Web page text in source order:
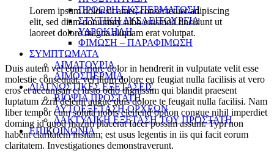
ΠΡΟΩΡΗ ΕΚΣΠΕΡΜΑΤΩΣΗ
ΣΤΥΤΙΚΗ ΔΥΣΛΕΙΤΟΥΡΓΙΑ
ΥΔΡΟΚΗΛΗ
ΦΙΜΩΣΗ – ΠΑΡΑΦΙΜΩΣΗ
ΣΥΜΠΤΩΜΑΤΑ
ΑΙΜΑΤΟΥΡΙΑ
ΑΙΜΟΣΠΕΡΜΙΑ
ΔΙΑΓΝΩΣΤΙΚΕΣ ΕΞΕΤΑΣΕΙΣ
ΒΙΟΨΙΑ ΠΡΟΣΤΑΤΗ
ΑΥΤΟΕΞΕΤΑΣΗ ΟΡΧΕΩΝ
ΔΑΚΤΥΛΙΚΗ ΕΞΕΤΑΣΗ ΤΟΥ ΠΡΟΣΤΑΤΗ
ΕΠΙΚΟΙΝΩΝΙΑ
Lorem ipsum dolor sit amet, consectetuer adipiscing
elit, sed diam nonummy nibh euismod tincidunt ut
laoreet dolore magna aliquam erat volutpat.
Duis autem vel eum iriure dolor in hendrerit in vulputate velit esse
molestie consequat, vel illum dolore eu feugiat nulla facilisis at vero
eros et accumsan et iusto odio dignissim qui blandit praesent
luptatum zzril delenit augue duis dolore te feugait nulla facilisi. Nam
liber tempor cum soluta nobis eleifend option congue nihil imperdiet
doming id quod mazim placerat facer possim assum. Typi non
habent claritatem insitam; est usus legentis in iis qui facit eorum
claritatem. Investigationes demonstraverunt.